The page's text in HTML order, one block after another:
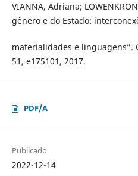
VIANNA, Adriana;
gênero e do Estado:
materialidades e linguagens”.
51, e175101, 2017.
PDF/A
Publicado
2022-12-14